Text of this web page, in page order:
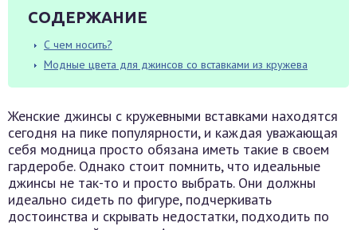
СОДЕРЖАНИЕ
С чем носить?
Модные цвета для джинсов со вставками из кружева
Женские джинсы с кружевными вставками находятся
сегодня на пике популярности, и каждая уважающая
себя модница просто обязана иметь такие в своем
гардеробе. Однако стоит помнить, что идеальные
джинсы не так-то и просто выбрать. Они должны
идеально сидеть по фигуре, подчеркивать
достоинства и скрывать недостатки, подходить по